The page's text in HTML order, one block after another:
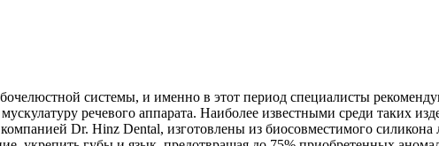
системы, и именно в этот период специалисты
речевого аппарата. Наиболее известными среди таких
Dr. Hinz Dental, изготовлены из биосовместимого